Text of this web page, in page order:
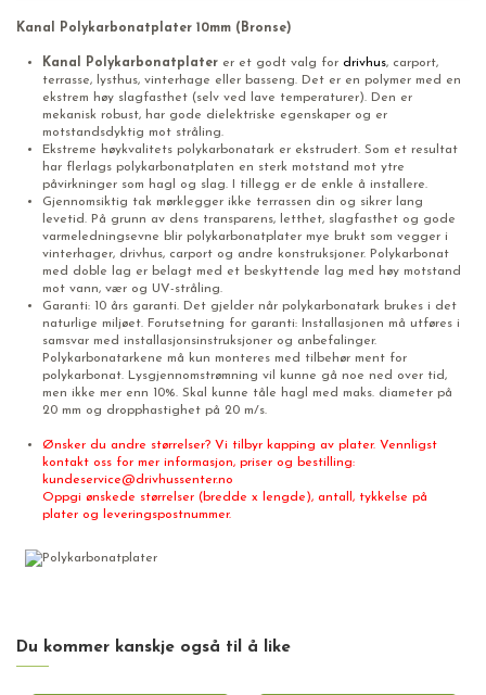
Kanal Polykarbonatplater 10mm (Bronse)
Kanal Polykarbonatplater er et godt valg for drivhus, carport,
terrasse, lysthus, vinterhage eller basseng. Det er en polymer med en
ekstrem høy slagfasthet (selv ved lave temperaturer). Den er
mekanisk robust, har gode dielektriske egenskaper og er
motstandsdyktig mot stråling.
Ekstreme høykvalitets polykarbonatark er ekstrudert. Som et resultat
har flerlags polykarbonatplaten en sterk motstand mot ytre
påvirkninger som hagl og slag. I tillegg er de enkle å installere.
Gjennomsiktig tak mørklegger ikke terrassen din og sikrer lang
levetid. På grunn av dens transparens, letthet, slagfasthet og gode
varmeledningsevne blir polykarbonatplater mye brukt som vegger i
vinterhager, drivhus, carport og andre konstruksjoner. Polykarbonat
med doble lag er belagt med et beskyttende lag med høy motstand
mot vann, vær og UV-stråling.
Garanti: 10 års garanti. Det gjelder når polykarbonatark brukes i det
naturlige miljøet. Forutsetning for garanti: Installasjonen må utføres i
samsvar med installasjonsinstruksjoner og anbefalinger.
Polykarbonatarkene må kun monteres med tilbehør ment for
polykarbonat. Lysgjennomstrømning vil kunne gå noe ned over tid,
men ikke mer enn 10%. Skal kunne tåle hagl med maks. diameter på
20 mm og dropphastighet på 20 m/s.
Ønsker du andre størrelser? Vi tilbyr kapping av plater. Vennligst
kontakt oss for mer informasjon, priser og bestilling:
kundeservice@drivhussenter.no
Oppgi ønskede størrelser (bredde x lengde), antall, tykkelse på
plater og leveringspostnummer.
Du kommer kanskje også til å like